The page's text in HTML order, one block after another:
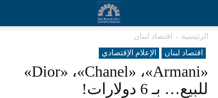
الرئيسية
اقتصاد لبنان
اقتصاد لبنان
الإعلام الإقتصادي
«Dior» ،«Chanel» ،«Armani»
للبيع… بـ 6 دولارات!